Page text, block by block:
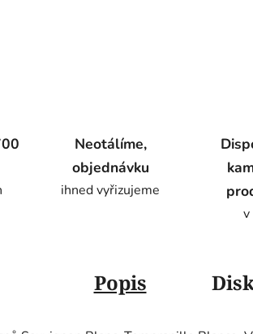
Neotálíme,
objednávku
ihned vyřizujeme
v
Popis